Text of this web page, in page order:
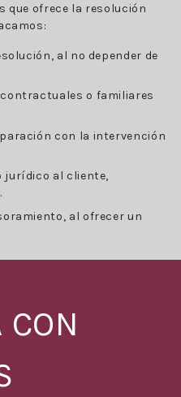
que ofrece la resolución
al no depender de
o familiares
con la intervención
jurídico al cliente,
al ofrecer un
CON